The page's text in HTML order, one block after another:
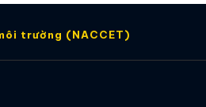
trường (NACCET)